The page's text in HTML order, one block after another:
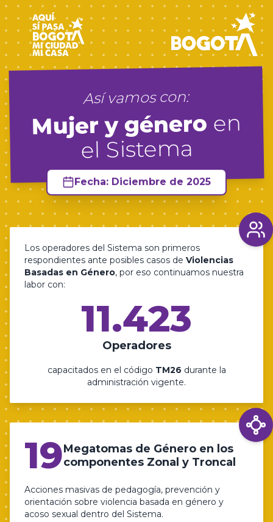
Así vamos con:
Mujer y género en
el Sistema
Fecha: Diciembre de 2025
Los operadores del Sistema son primeros
respondientes ante posibles casos de Violencias
Basadas en Género, por eso continuamos nuestra
labor con:
11.423
Operadores
capacitados en el código TM26 durante la
administración vigente.
19Megatomas de Género en los
componentes Zonal y Troncal
Acciones masivas de pedagogía, prevención y
orientación sobre violencia basada en género y
acoso sexual dentro del Sistema.